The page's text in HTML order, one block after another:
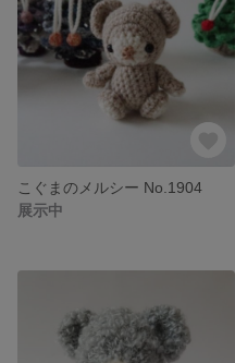
こぐまのメルシー No.1904
展示中